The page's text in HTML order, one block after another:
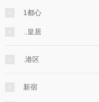
1都心
..皇居
.港区
新宿